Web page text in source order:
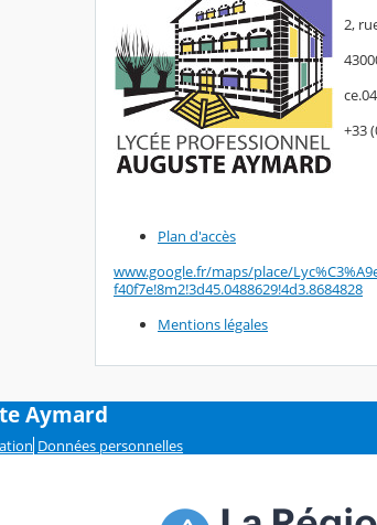
2,
+33
Plan d'accès
www.google.fr/maps/place/
f40f7e!8m2!3d45.0488629!4d3.8684828
Mentions légales
Aymard
Données personnelles